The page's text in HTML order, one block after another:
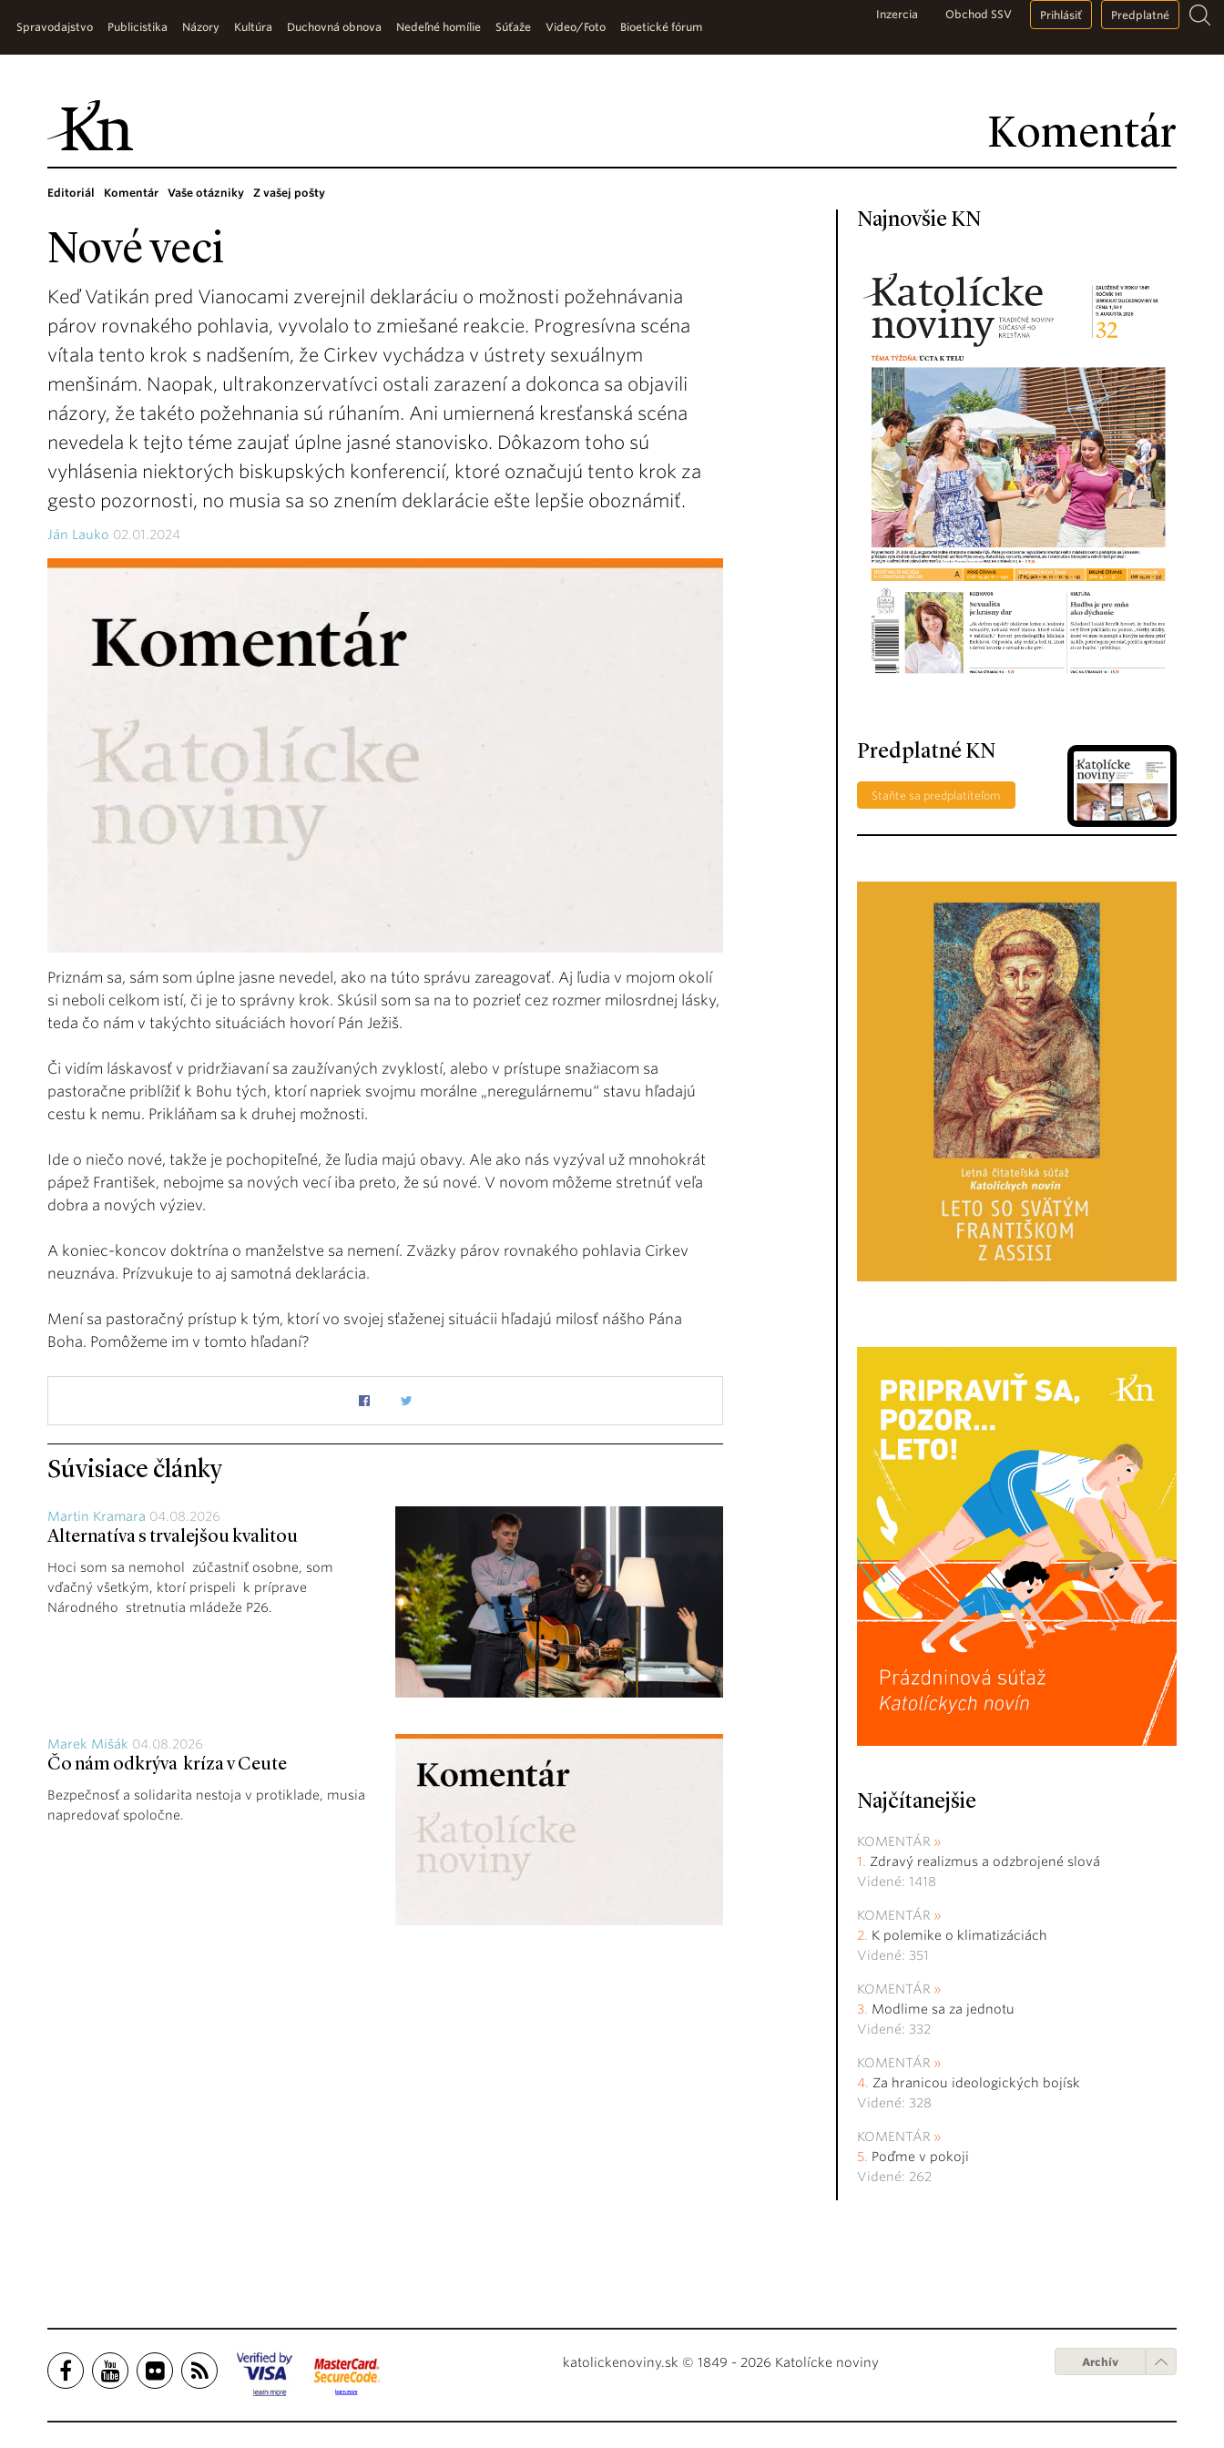
Komentár
Spravodajstvo Publicistika Názory Kultúra Duchovná obnova Nedeľné homílie Súťaže Video/Foto Bioetické fórum
Inzercia Obchod SSV Prihlásiť Predplatné
Editoriál Komentár Vaše otázniky Z vašej pošty
Nové veci
Keď Vatikán pred Vianocami zverejnil deklaráciu o možnosti požehnávania
párov rovnakého pohlavia, vyvolalo to zmiešané reakcie. Progresívna scéna
vítala tento krok s nadšením, že Cirkev vychádza v ústrety sexuálnym
menšinám. Naopak, ultrakonzervatívci ostali zarazení a dokonca sa objavili
názory, že takéto požehnania sú rúhaním. Ani umiernená kresťanská scéna
nevedela k tejto téme zaujať úplne jasné stanovisko. Dôkazom toho sú
vyhlásenia niektorých biskupských konferencií, ktoré označujú tento krok za
gesto pozornosti, no musia sa so znením deklarácie ešte lepšie oboznámiť.
Ján Lauko 02.01.2024
Priznám sa, sám som úplne jasne nevedel, ako na túto správu zareagovať. Aj ľudia v mojom okolí
si neboli celkom istí, či je to správny krok. Skúsil som sa na to pozrieť cez rozmer milosrdnej lásky,
teda čo nám v takýchto situáciách hovorí Pán Ježiš.
Či vidím láskavosť v pridržiavaní sa zaužívaných zvyklostí, alebo v prístupe snažiacom sa
pastoračne priblížiť k Bohu tých, ktorí napriek svojmu morálne „neregulárnemu“ stavu hľadajú
cestu k nemu. Prikláňam sa k druhej možnosti.
Ide o niečo nové, takže je pochopiteľné, že ľudia majú obavy. Ale ako nás vyzýval už mnohokrát
pápež František, nebojme sa nových vecí iba preto, že sú nové. V novom môžeme stretnúť veľa
dobra a nových výziev.
A koniec-koncov doktrína o manželstve sa nemení. Zväzky párov rovnakého pohlavia Cirkev
neuznáva. Prízvukuje to aj samotná deklarácia.
Mení sa pastoračný prístup k tým, ktorí vo svojej sťaženej situácii hľadajú milosť nášho Pána
Boha. Pomôžeme im v tomto hľadaní?
Súvisiace články
Martin Kramara 04.08.2026
Alternatíva s trvalejšou kvalitou
Hoci som sa nemohol zúčastniť osobne, som
vďačný všetkým, ktorí prispeli k príprave
Národného stretnutia mládeže P26.
Marek Mišák 04.08.2026
Čo nám odkrýva kríza v Ceute
Bezpečnosť a solidarita nestoja v protiklade, musia
napredovať spoločne.
Najnovšie KN
Predplatné KN
Staňte sa predplatiteľom
Najčítanejšie
KOMENTÁR
Zdravý realizmus a odzbrojené slová
Videné: 1418
KOMENTÁR
K polemike o klimatizáciách
Videné: 351
KOMENTÁR
Modlime sa za jednotu
Videné: 332
KOMENTÁR
Za hranicou ideologických bojísk
Videné: 328
KOMENTÁR
Poďme v pokoji
Videné: 262
katolickenoviny.sk © 1849 - 2026 Katolícke noviny Archív